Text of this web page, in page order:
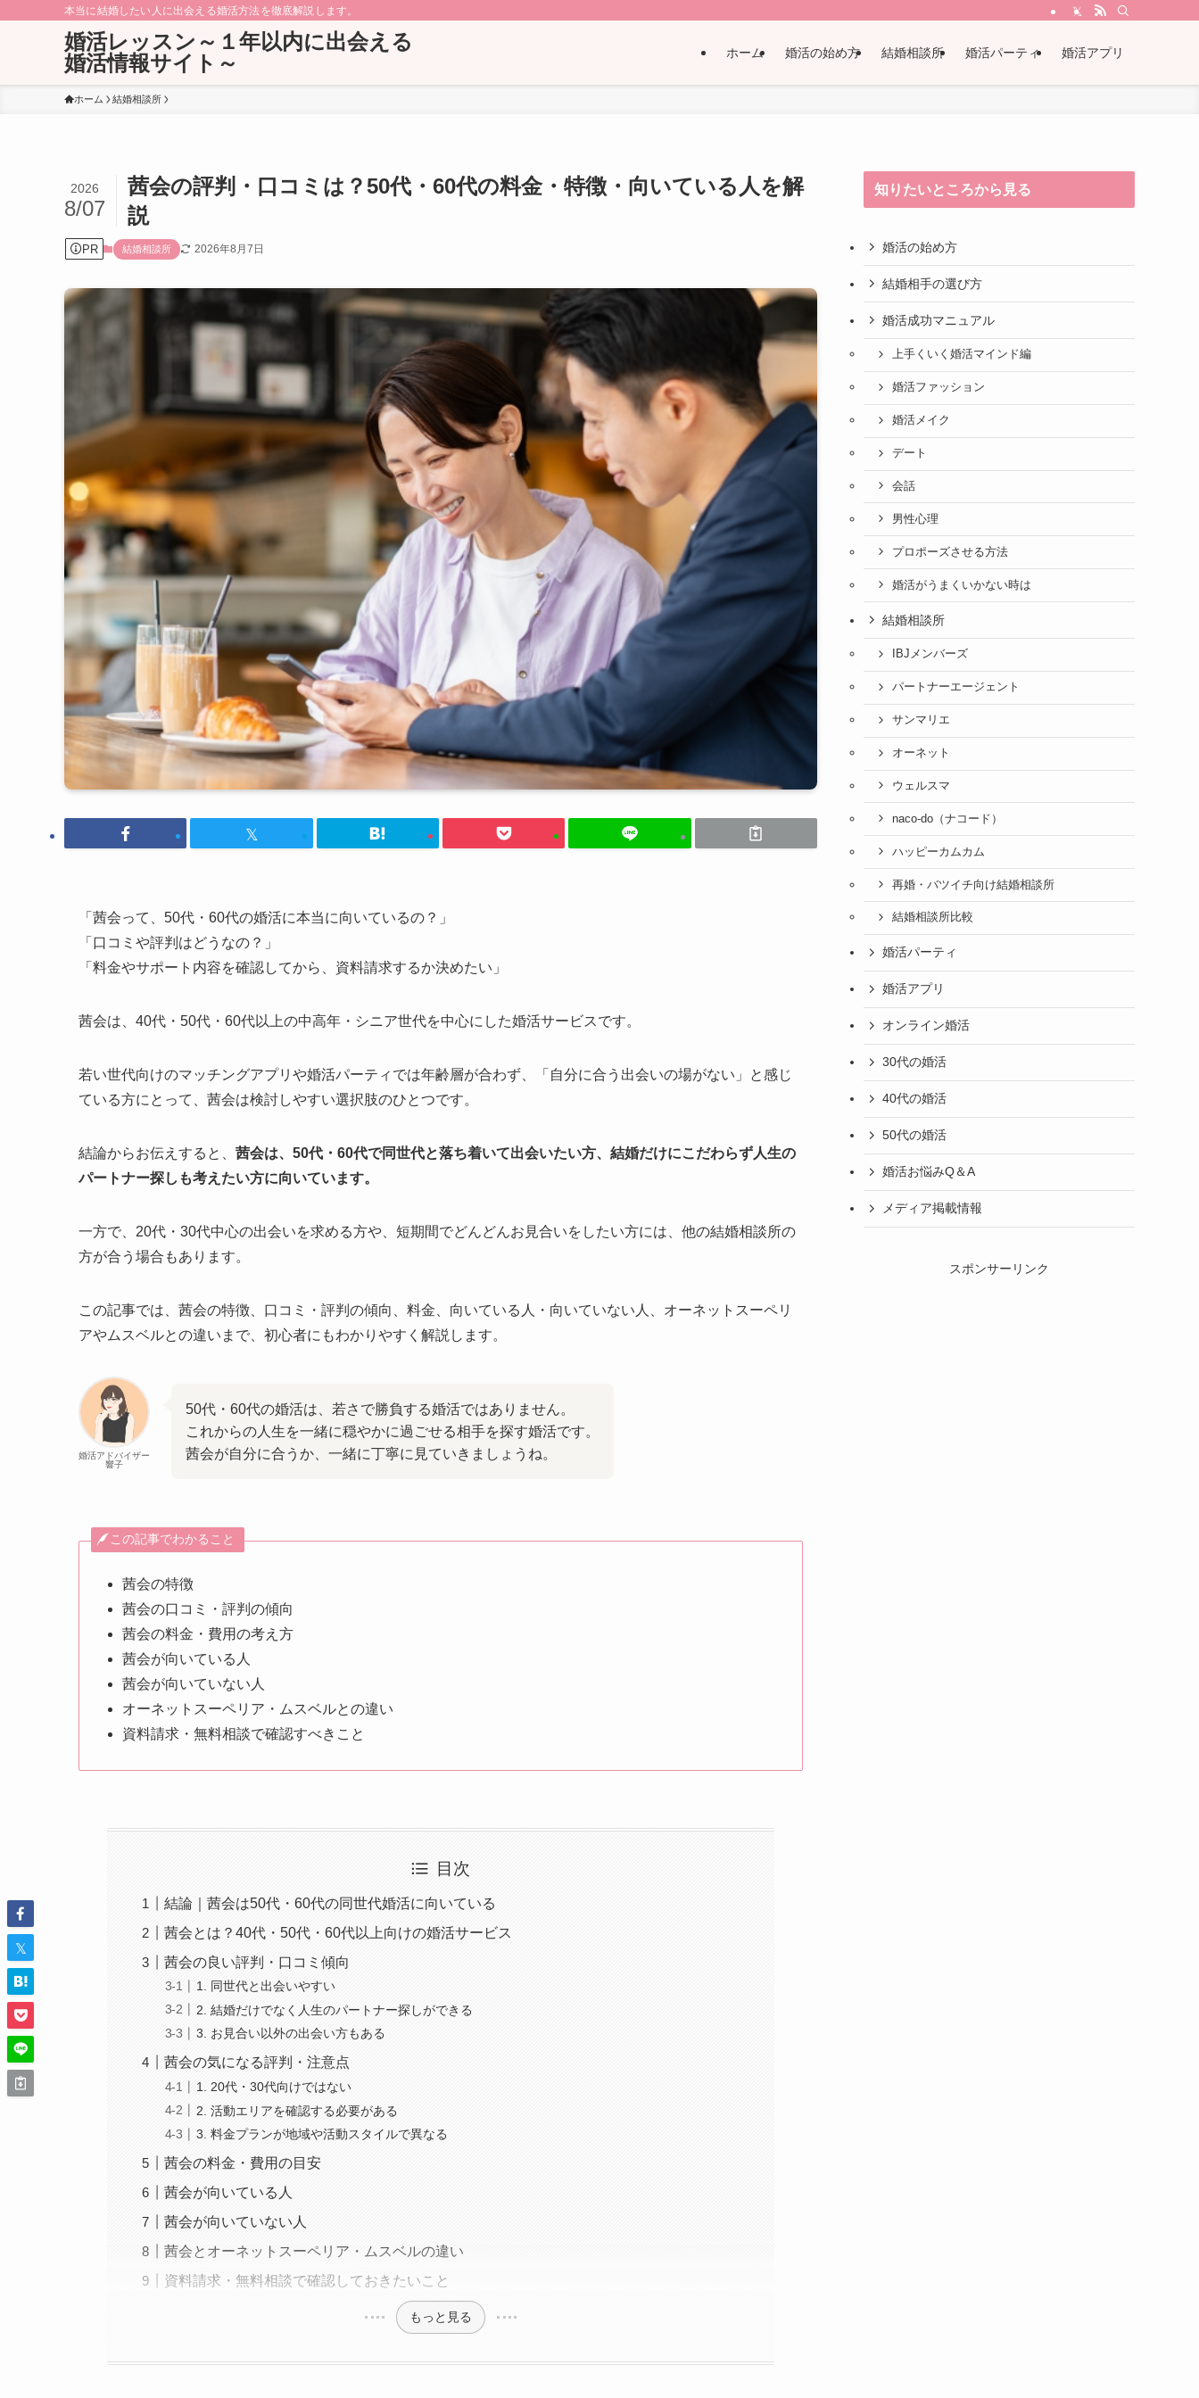
本当に結婚したい人に出会える婚活方法を徹底解説します。
婚活レッスン～１年以内に出会える
婚活情報サイト～
ホーム 婚活の始め方 結婚相談所 婚活パーティ 婚活アプリ
ホーム 結婚相談所
茜会の評判・口コミは？50代・60代の料金・特徴・向いている人を解
説
2026
8/07
PR 結婚相談所 2026年8月7日
「茜会って、50代・60代の婚活に本当に向いているの？」
「口コミや評判はどうなの？」
「料金やサポート内容を確認してから、資料請求するか決めたい」
茜会は、40代・50代・60代以上の中高年・シニア世代を中心にした婚活サービスです。
若い世代向けのマッチングアプリや婚活パーティでは年齢層が合わず、「自分に合う出会いの場がない」と感じ
ている方にとって、茜会は検討しやすい選択肢のひとつです。
結論からお伝えすると、 茜会は、50代・60代で同世代と落ち着いて出会いたい方、結婚だけにこだわらず人生の
パートナー探しも考えたい方に向いています。
一方で、20代・30代中心の出会いを求める方や、短期間でどんどんお見合いをしたい方には、他の結婚相談所の
方が合う場合もあります。
この記事では、茜会の特徴、口コミ・評判の傾向、料金、向いている人・向いていない人、オーネットスーペリ
アやムスベルとの違いまで、初心者にもわかりやすく解説します。
婚活アドバイザー
響子
50代・60代の婚活は、若さで勝負する婚活ではありません。
これからの人生を一緒に穏やかに過ごせる相手を探す婚活です。
茜会が自分に合うか、一緒に丁寧に見ていきましょうね。
この記事でわかること
茜会の特徴
茜会の口コミ・評判の傾向
茜会の料金・費用の考え方
茜会が向いている人
茜会が向いていない人
オーネットスーペリア・ムスベルとの違い
資料請求・無料相談で確認すべきこと
目次
結論｜茜会は50代・60代の同世代婚活に向いている
茜会とは？40代・50代・60代以上向けの婚活サービス
茜会の良い評判・口コミ傾向
1. 同世代と出会いやすい
2. 結婚だけでなく人生のパートナー探しができる
3. お見合い以外の出会い方もある
茜会の気になる評判・注意点
1. 20代・30代向けではない
2. 活動エリアを確認する必要がある
3. 料金プランが地域や活動スタイルで異なる
茜会の料金・費用の目安
茜会が向いている人
茜会が向いていない人
茜会とオーネットスーペリア・ムスベルの違い
資料請求・無料相談で確認しておきたいこと
もっと見る
知りたいところから見る
婚活の始め方
結婚相手の選び方
婚活成功マニュアル
上手くいく婚活マインド編
婚活ファッション
婚活メイク
デート
会話
男性心理
プロポーズさせる方法
婚活がうまくいかない時は
結婚相談所
IBJメンバーズ
パートナーエージェント
サンマリエ
オーネット
ウェルスマ
naco-do（ナコード）
ハッピーカムカム
再婚・バツイチ向け結婚相談所
結婚相談所比較
婚活パーティ
婚活アプリ
オンライン婚活
30代の婚活
40代の婚活
50代の婚活
婚活お悩みQ＆A
メディア掲載情報
スポンサーリンク